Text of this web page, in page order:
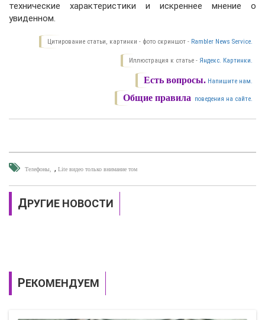
технические характеристики и искреннее мнение о
увиденном.
Цитирование статьи, картинки - фото скриншот - Rambler News Service.
Иллюстрация к статье - Яндекс. Картинки.
Есть вопросы. Напишите нам.
Общие правила поведения на сайте.
Телефоны , Lite видео только внимание том
ДРУГИЕ НОВОСТИ
РЕКОМЕНДУЕМ